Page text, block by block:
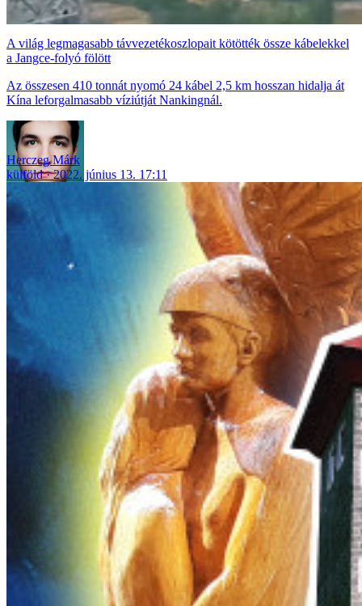
A világ legmagasabb távvezetékoszlopait kötötték össze kábelekkel
a Jangce-folyó fölött
Az összesen 410 tonnát nyomó 24 kábel 2,5 km hosszan hidalja át
Kína leforgalmasabb víziútját Nankingnál.
Herczeg Márk
külföld
2022. június 13. 17:11